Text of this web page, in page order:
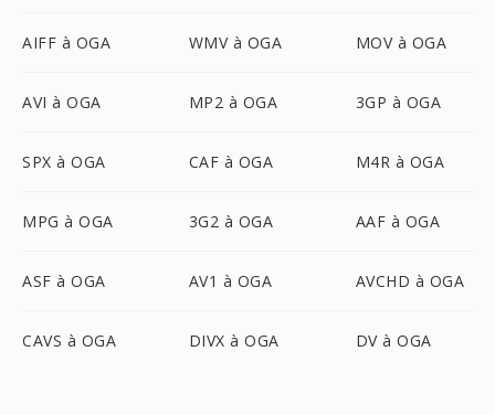
AIFF à OGA WMV à OGA MOV à OGA
AVI à OGA MP2 à OGA 3GP à OGA
SPX à OGA CAF à OGA M4R à OGA
MPG à OGA 3G2 à OGA AAF à OGA
ASF à OGA AV1 à OGA AVCHD à OGA
CAVS à OGA DIVX à OGA DV à OGA